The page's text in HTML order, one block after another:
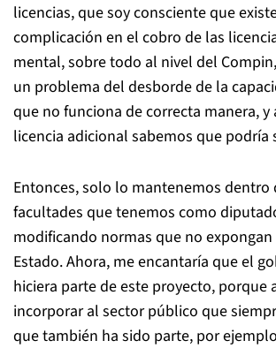
licencias, que soy consciente que
complicación en el cobro de las
mental, sobre todo al nivel del
un problema del desborde de la
que no funciona de correcta manera, y
licencia adicional sabemos que podría
Entonces, solo lo mantenemos dentro
facultades que tenemos como
modificando normas que no
Estado. Ahora, me encantaría que el
hiciera parte de este proyecto, porque
incorporar al sector público que
que también ha sido parte, por